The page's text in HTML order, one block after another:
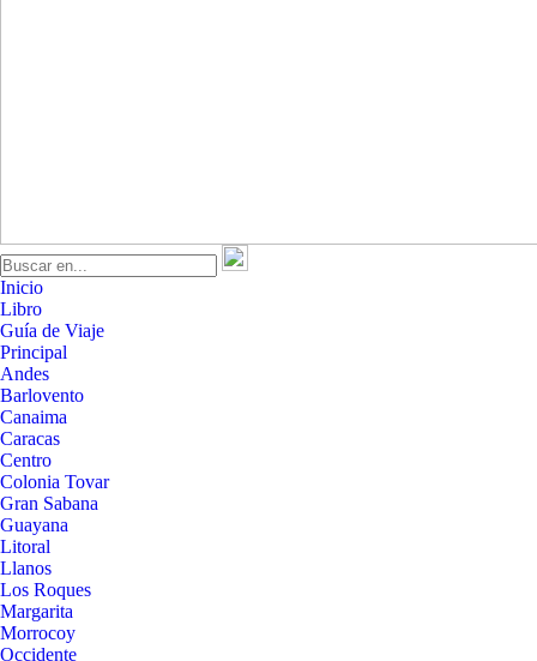
Inicio
Libro
Guía de Viaje
Principal
Andes
Barlovento
Canaima
Caracas
Centro
Colonia Tovar
Gran Sabana
Guayana
Litoral
Llanos
Los Roques
Margarita
Morrocoy
Occidente